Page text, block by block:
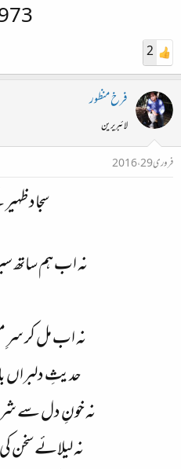
2
فرخ منظور
لائبریرین
فروری 29، 2016
سجاد
نہ اب ہم ساتھ
نہ اب مل کر
حدیثِ دلبراں
نہ خونِ دل سے
نہ لیلائے